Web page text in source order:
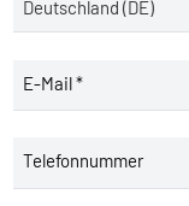
E-Mail *
Telefonnummer